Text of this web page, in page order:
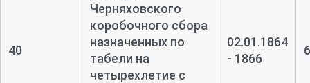
40
Черняховского
коробочного сбора
назначенных по
табели на
четырехлетие с
02.01.1864
- 1866
6